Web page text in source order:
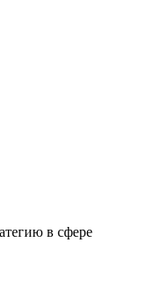
в сфере